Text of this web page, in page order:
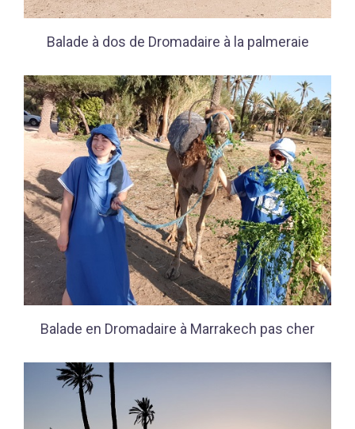
Balade à dos de Dromadaire à la palmeraie
Balade en Dromadaire à Marrakech pas cher